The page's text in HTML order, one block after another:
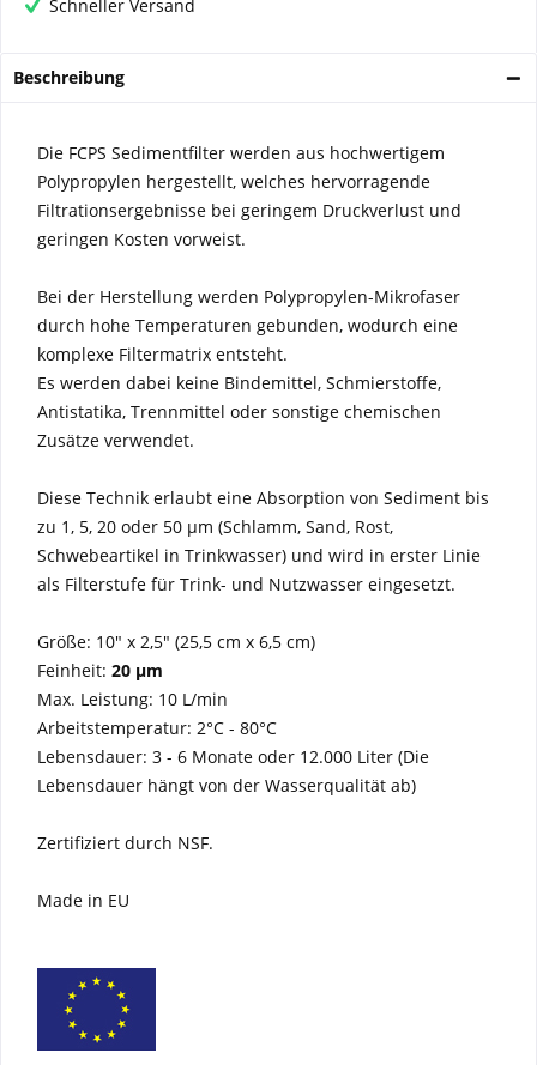
Schneller Versand
Beschreibung
Die FCPS Sedimentfilter werden aus hochwertigem
Polypropylen hergestellt, welches hervorragende
Filtrationsergebnisse bei geringem Druckverlust und
geringen Kosten vorweist.
Bei der Herstellung werden Polypropylen-Mikrofaser
durch hohe Temperaturen gebunden, wodurch eine
komplexe Filtermatrix entsteht.
Es werden dabei keine Bindemittel, Schmierstoffe,
Antistatika, Trennmittel oder sonstige chemischen
Zusätze verwendet.
Diese Technik erlaubt eine Absorption von Sediment bis
zu 1, 5, 20 oder 50 µm (Schlamm, Sand, Rost,
Schwebeartikel in Trinkwasser) und wird in erster Linie
als Filterstufe für Trink- und Nutzwasser eingesetzt.
Größe: 10" x 2,5" (25,5 cm x 6,5 cm)
Feinheit: 20 µm
Max. Leistung: 10 L/min
Arbeitstemperatur: 2°C - 80°C
Lebensdauer: 3 - 6 Monate oder 12.000 Liter (Die
Lebensdauer hängt von der Wasserqualität ab)
Zertifiziert durch NSF.
Made in EU